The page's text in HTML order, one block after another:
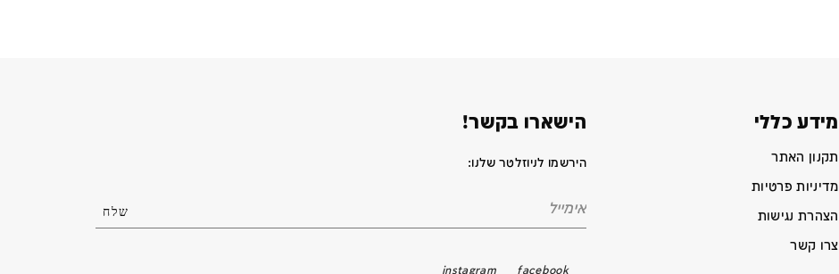
מידע כללי
תקנון האתר
מדיניות פרטיות
הצהרת נגישות
צרו קשר
הישארו בקשר!
הירשמו לניוזלטר שלנו:
facebook
instagram